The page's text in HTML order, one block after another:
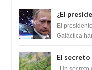
¿El
tratado
El
Galáctica
El